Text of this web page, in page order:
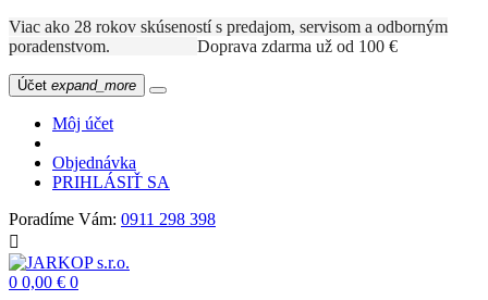
Viac ako 28 rokov skúseností s predajom, servisom a odborným
poradenstvom. Doprava zdarma už od 100 €
Účet expand_more
Môj účet
Objednávka
PRIHLÁSIŤ SA
Poradíme Vám: 0911 298 398

0 0,00 € 0